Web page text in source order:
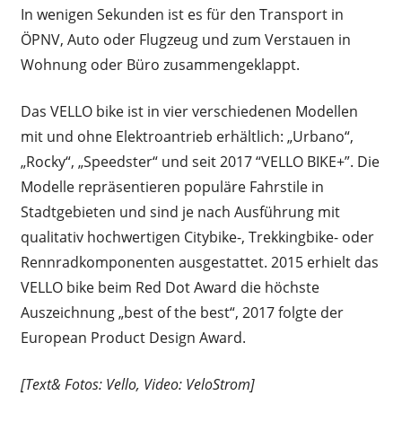
In wenigen Sekunden ist es für den Transport in
ÖPNV, Auto oder Flugzeug und zum Verstauen in
Wohnung oder Büro zusammengeklappt.
Das VELLO bike ist in vier verschiedenen Modellen
mit und ohne Elektroantrieb erhältlich: „Urbano“,
„Rocky“, „Speedster“ und seit 2017 “VELLO BIKE+”. Die
Modelle repräsentieren populäre Fahrstile in
Stadtgebieten und sind je nach Ausführung mit
qualitativ hochwertigen Citybike-, Trekkingbike- oder
Rennradkomponenten ausgestattet. 2015 erhielt das
VELLO bike beim Red Dot Award die höchste
Auszeichnung „best of the best“, 2017 folgte der
European Product Design Award.
[Text& Fotos: Vello, Video: VeloStrom]